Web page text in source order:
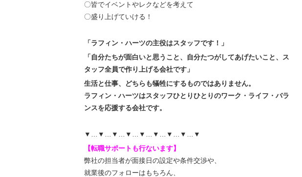
〇皆でイベントやレクなどを考えて
〇盛り上げていける！
「ラフィン・ハーツの主役はスタッフです！」
「自分たちが面白いと思うこと、自分たつがしてあげたいこと、ス
タッフ全員で作り上げる会社です」
生活と仕事、どちらも犠牲にするものではありません。
ラフィン・ハーツはスタッフひとりひとりのワーク・ライフ・バラ
ンスを応援する会社です。
▼…▼…▼…▼…▼…▼…▼…▼…▼
【転職サポートも行ないます】
弊社の担当者が面接日の設定や条件交渉や、
就業後のフォローはもちろん、